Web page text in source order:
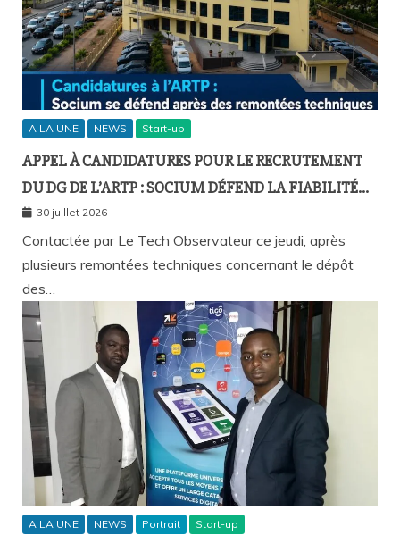
A LA UNE NEWS Start-up
APPEL À CANDIDATURES POUR LE RECRUTEMENT
DU DG DE L’ARTP : SOCIUM DÉFEND LA FIABILITÉ
DE SA PLATEFORME MALGRÉ PLUSIEURS
REMONTÉES TECHNIQUES
30 juillet 2026
Contactée par Le Tech Observateur ce jeudi, après
plusieurs remontées techniques concernant le dépôt
des…
A LA UNE NEWS Portrait Start-up